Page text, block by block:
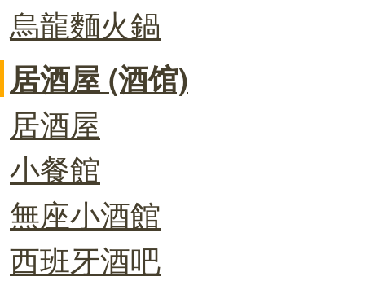
烏龍麵火鍋
居酒屋 (酒馆)
居酒屋
小餐館
無座小酒館
西班牙酒吧